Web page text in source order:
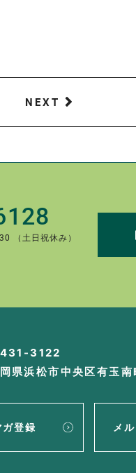
NEXT
（土日祝休み）
3122
県浜松市中央区有玉
ガ登録 メ